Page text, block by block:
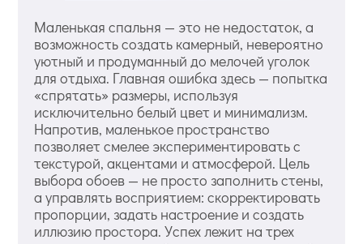
Маленькая спальня — это не недостаток, а
возможность создать камерный, невероятно
уютный и продуманный до мелочей уголок
для отдыха. Главная ошибка здесь — попытка
«спрятать» размеры, используя
исключительно белый цвет и минимализм.
Напротив, маленькое пространство
позволяет смелее экспериментировать с
текстурой, акцентами и атмосферой. Цель
выбора обоев — не просто заполнить стены,
а управлять восприятием: скорректировать
пропорции, задать настроение и создать
иллюзию простора. Успех лежит на трех